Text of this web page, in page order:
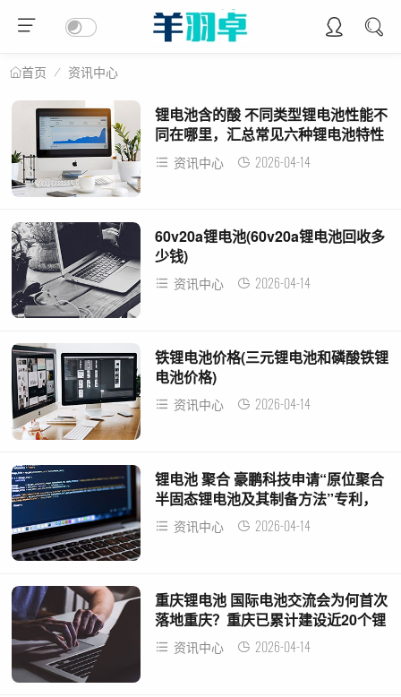
首页 资讯中心
锂电池含的酸 不同类型锂电池性能不
同在哪里，汇总常见六种锂电池特性
及参数
资讯中心 2026-04-14
60v20a锂电池(60v20a锂电池回收多
少钱)
资讯中心 2026-04-14
铁锂电池价格(三元锂电池和磷酸铁锂
电池价格)
资讯中心 2026-04-14
锂电池 聚合 豪鹏科技申请“原位聚合
半固态锂电池及其制备方法”专利，
提高电池的循环寿命
资讯中心 2026-04-14
重庆锂电池 国际电池交流会为何首次
落地重庆？重庆已累计建设近20个锂
电基地
资讯中心 2026-04-14